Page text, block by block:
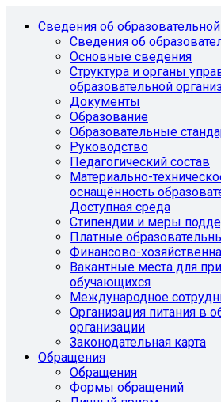
Сведения об
Сведения об
Основные сведения
Структура и органы
образовательной
Документы
Образование
Образовательные
Руководство
Педагогический состав
Материально-
оснащённость
Доступная среда
Стипендии и меры
Платные
Финансово-
Вакантные места для
обучающихся
Международное
Организация питания в
организации
Законодательная карта
Обращения
Обращения
Формы обращений